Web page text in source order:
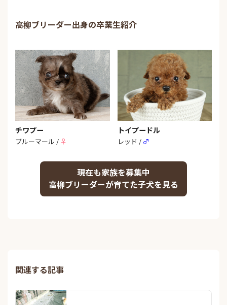
高柳ブリーダー出身の卒業生紹介
チワプー
ブルーマール / ♀
トイプードル
レッド / ♂
現在も家族を募集中
高柳ブリーダーが育てた子犬を見る
関連する記事